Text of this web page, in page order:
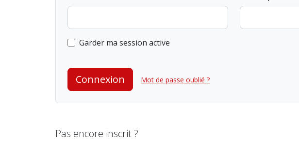
Garder ma session active
Connexion Mot de passe oublié ?
Pas encore inscrit ?